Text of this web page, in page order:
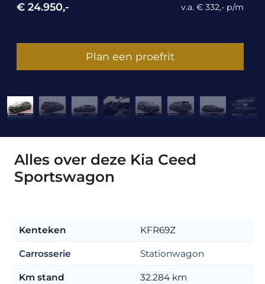
€ 24.950,- v.a. € 332,- p/m
Plan een proefrit
Alles over deze Kia Ceed
Sportswagon
Kenteken KFR69Z
Carrosserie Stationwagon
Km stand 32.284 km